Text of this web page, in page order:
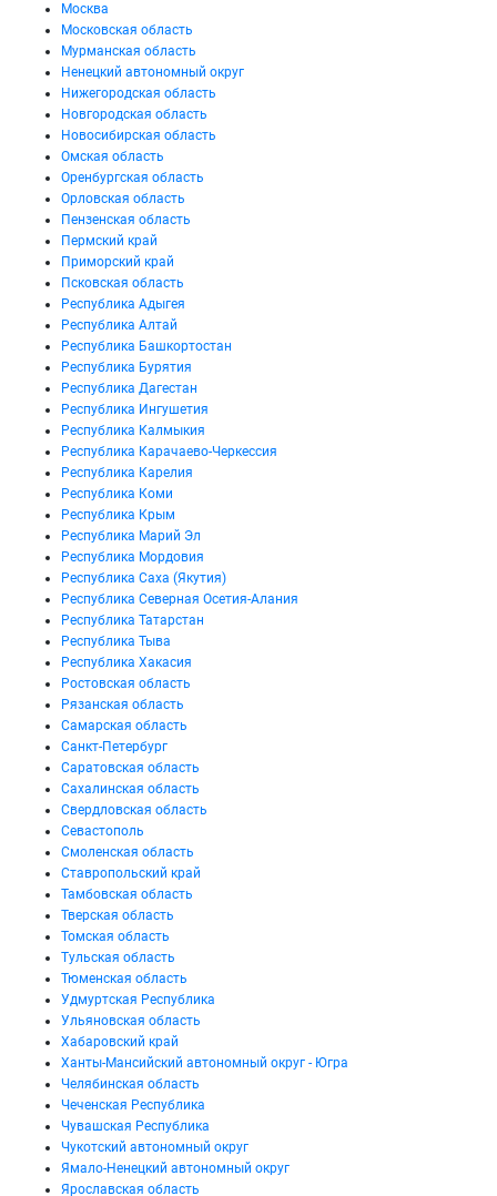
Москва
Московская область
Мурманская область
Ненецкий автономный округ
Нижегородская область
Новгородская область
Новосибирская область
Омская область
Оренбургская область
Орловская область
Пензенская область
Пермский край
Приморский край
Псковская область
Республика Адыгея
Республика Алтай
Республика Башкортостан
Республика Бурятия
Республика Дагестан
Республика Ингушетия
Республика Калмыкия
Республика Карачаево-Черкессия
Республика Карелия
Республика Коми
Республика Крым
Республика Марий Эл
Республика Мордовия
Республика Саха (Якутия)
Республика Северная Осетия-Алания
Республика Татарстан
Республика Тыва
Республика Хакасия
Ростовская область
Рязанская область
Самарская область
Санкт-Петербург
Саратовская область
Сахалинская область
Свердловская область
Севастополь
Смоленская область
Ставропольский край
Тамбовская область
Тверская область
Томская область
Тульская область
Тюменская область
Удмуртская Республика
Ульяновская область
Хабаровский край
Ханты-Мансийский автономный округ - Югра
Челябинская область
Чеченская Республика
Чувашская Республика
Чукотский автономный округ
Ямало-Ненецкий автономный округ
Ярославская область